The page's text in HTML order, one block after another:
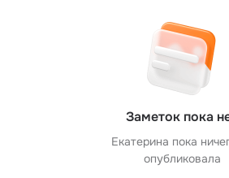
Заметок пока
Екатерина пока
опубликовала